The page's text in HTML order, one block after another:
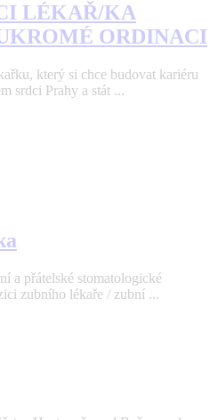
LÉKAŘ/KA
ORDINACI
který si chce budovat kariéru
srdci Prahy a stát ...
a přátelské stomatologické
zubního lékaře / zubní ...